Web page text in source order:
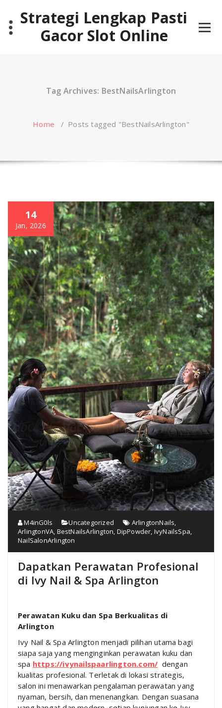
contentStrategi Lengkap Pasti
Gacor Slot Online
Tag Archives: BestNailsArlington
Home / Posts tagged "BestNailsArlington"
14
Jan, 2026
M4inG0ls Uncategorized ArlingtonNails,
ArlingtonVA, BestNailsArlington, DipPowder, IvyNailsSpa,
NailSalonArlington
Dapatkan Perawatan Profesional
di Ivy Nail & Spa Arlington
Perawatan Kuku dan Spa Berkualitas di
Arlington
Ivy Nail & Spa Arlington menjadi pilihan utama bagi
siapa saja yang menginginkan perawatan kuku dan
spa https://ivynailspaarlington.com/ dengan
kualitas profesional. Terletak di lokasi strategis,
salon ini menawarkan pengalaman perawatan yang
nyaman, bersih, dan menenangkan. Dengan suasana